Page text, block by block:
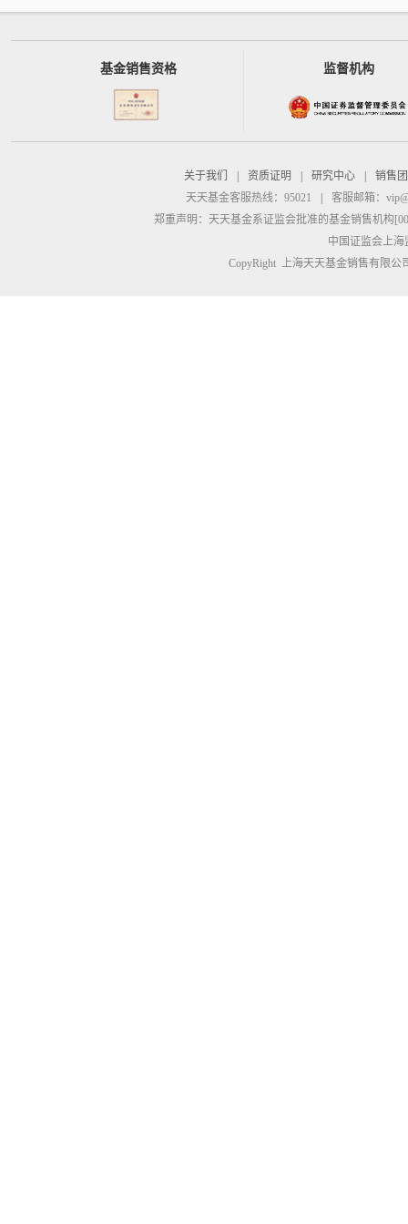
基金销售资格 监督机构
关于我们 资质证明 研究中心
销售
天天基金客服热线：95021
客服邮箱：
郑重声明： 天天基金系证监会批准的基金销售机构
中国证监会上
CopyRight 上海天天基金销售有限